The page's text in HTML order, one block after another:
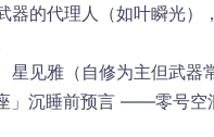
器的代理人（如叶瞬光
见雅（自修为主但武器
」沉睡前预言 ——零号空